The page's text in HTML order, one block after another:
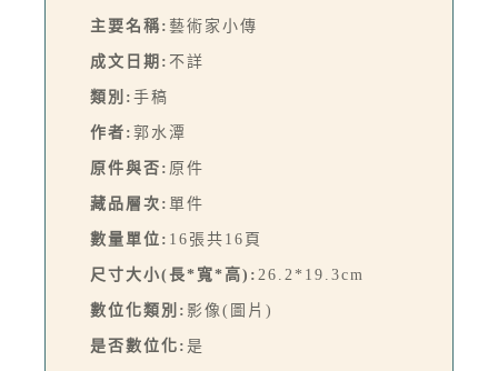
主要名稱: 藝術家小傳
成文日期: 不詳
類別: 手稿
作者: 郭水潭
原件與否: 原件
藏品層次: 單件
數量單位: 16張共16頁
尺寸大小(長*寬*高): 26.2*19.3cm
數位化類別: 影像(圖片)
是否數位化: 是